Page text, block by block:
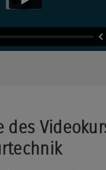
des